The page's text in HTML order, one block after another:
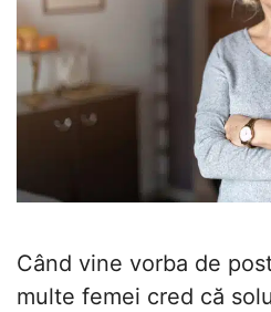
Când vine vorba de
multe femei cred că